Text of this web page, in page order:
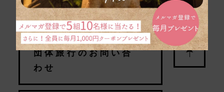
団体旅行のお問い合
わせ